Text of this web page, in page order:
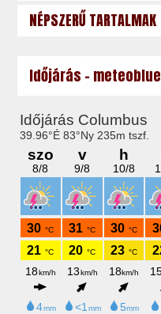
NÉPSZERŰ TARTALMAK
Időjárás - meteoblue